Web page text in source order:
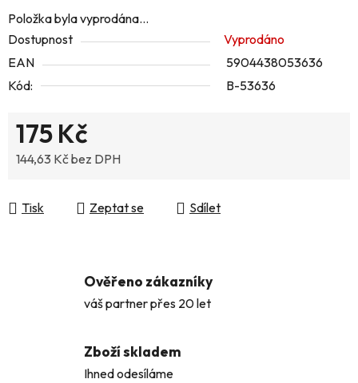
Položka byla vyprodána…
Dostupnost
Vyprodáno
EAN
5904438053636
Kód:
B-53636
175 Kč
144,63 Kč bez DPH
Tisk
Zeptat se Sdílet
Ověřeno zákazníky
váš partner přes 20 let
Zboží skladem
Ihned odesíláme